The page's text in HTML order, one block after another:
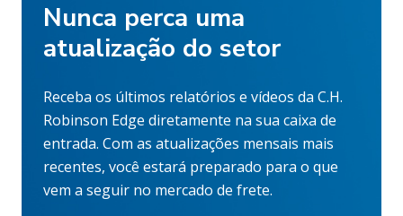
Nunca perca uma
atualização do setor
Receba os últimos relatórios e vídeos da C.H.
Robinson Edge diretamente na sua caixa de
entrada. Com as atualizações mensais mais
recentes, você estará preparado para o que
vem a seguir no mercado de frete.